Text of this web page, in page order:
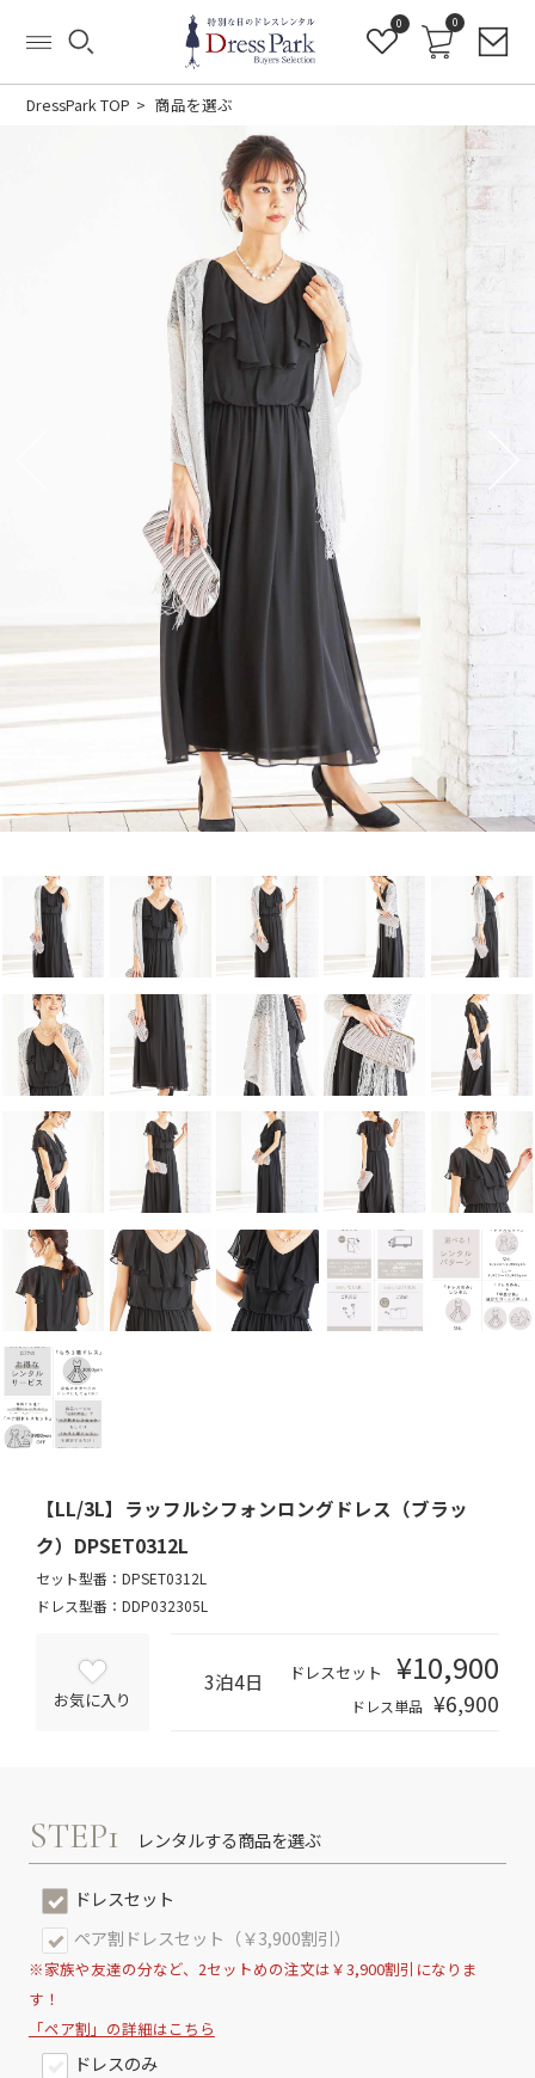
0 0
DressPark TOP 商品を選ぶ
【LL/3L】ラッフルシフォンロングドレス（ブラッ
ク）DPSET0312L
セット型番：DPSET0312L
ドレス型番：DDP032305L
お気に入り
3泊4日 ドレスセット ¥10,900
ドレス単品 ¥6,900
STEP1 レンタルする商品を選ぶ
ドレスセット
ペア割ドレスセット（￥3,900割引）
※家族や友達の分など、2セットめの注文は￥3,900割引になりま
す！
「ペア割」の詳細はこちら
ドレスのみ